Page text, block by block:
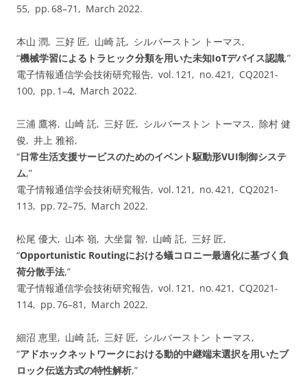
55, pp.⁠ ⁠68⁠–⁠71, March 2022.
本山 潤, 三好 匠, 山崎 託, シルバーストン トーマス,
“機械学習によるトラヒック分類を用いた未知IoTデバイス認識,”
電子情報通信学会技術研究報告, vol. ⁠121, no. ⁠421, CQ2021-
100, pp.⁠ ⁠1⁠–⁠4, March 2022.
三浦 鷹将, 山崎 託, 三好 匠, シルバーストン トーマス, 除村 健
俊, 井上 雅裕,
“日常生活支援サービスのためのイベント駆動形VUI制御システ
ム,”
電子情報通信学会技術研究報告, vol. ⁠121, no. ⁠421, CQ2021-
113, pp.⁠ ⁠72⁠–⁠75, March 2022.
松尾 優大, 山本 嶺, 大坐畠 智, 山崎 託, 三好 匠,
“Opportunistic Routingにおける蟻コロニー最適化に基づく負
荷分散手法,”
電子情報通信学会技術研究報告, vol. ⁠121, no. ⁠421, CQ2021-
114, pp.⁠ ⁠76⁠–⁠81, March 2022.
細沼 恵里, 山崎 託, 三好 匠, シルバーストン トーマス,
“アドホックネットワークにおける動的中継端末選択を用いたブ
ロック伝送方式の特性解析,”